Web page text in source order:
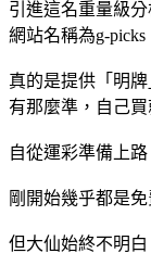
引進這名重量級
網站名稱為g-
真的是提供「明
有那麼準，自己
自從運彩準備上
剛開始幾乎都是
但大仙始終不明